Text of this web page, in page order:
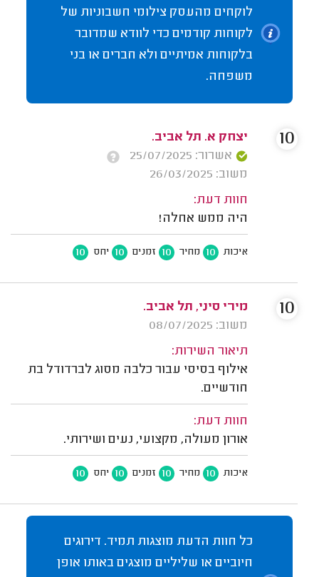
לוקחים מהעסק צילומי חשבוניות של
לקוחות קודמים כדי לוודא שמדובר
בלקוחות אמיתיים ולא חברים או בני
משפחה.
יצחק א. תל אביב.
אשרור: 25/07/2025
משוב: 26/03/2025
חוות דעת:
היה ממש אחלה!
איכות 10 מחיר 10 זמנים 10 יחס 10
10
מירי סיני, תל אביב.
משוב: 08/07/2025
תיאור השירות:
אילוף בסיסי עבור כלבה מסוג לברדודל בת
חודשיים.
חוות דעת:
אורון מעולה, מקצועי, נעים ושירותי.
איכות 10 מחיר 10 זמנים 10 יחס 10
10
כל חוות הדעת מוצגות תמיד. דירוגים
חיוביים או שליליים מוצגים באותו אופן